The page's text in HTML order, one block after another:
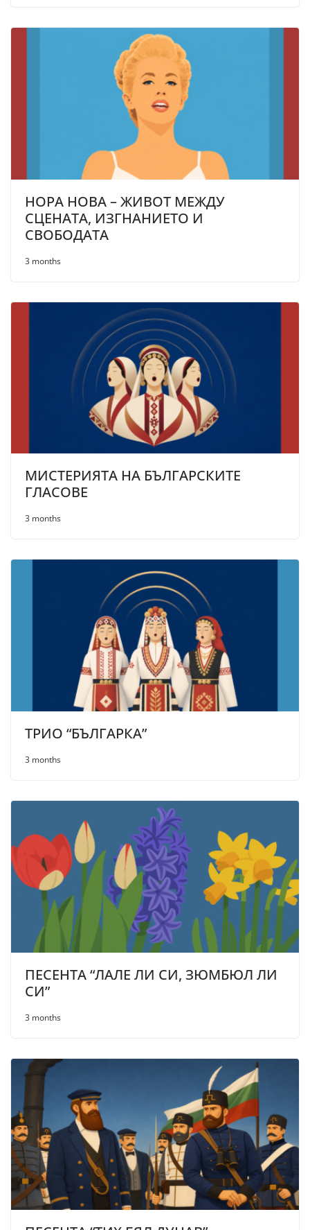
НОРА НОВА – ЖИВОТ МЕЖДУ
СЦЕНАТА, ИЗГНАНИЕТО И
СВОБОДАТА
3 months
МИСТЕРИЯТА НА БЪЛГАРСКИТЕ
ГЛАСОВЕ
3 months
ТРИО “БЪЛГАРКА”
3 months
ПЕСЕНТА “ЛАЛЕ ЛИ СИ, ЗЮМБЮЛ ЛИ
СИ”
3 months